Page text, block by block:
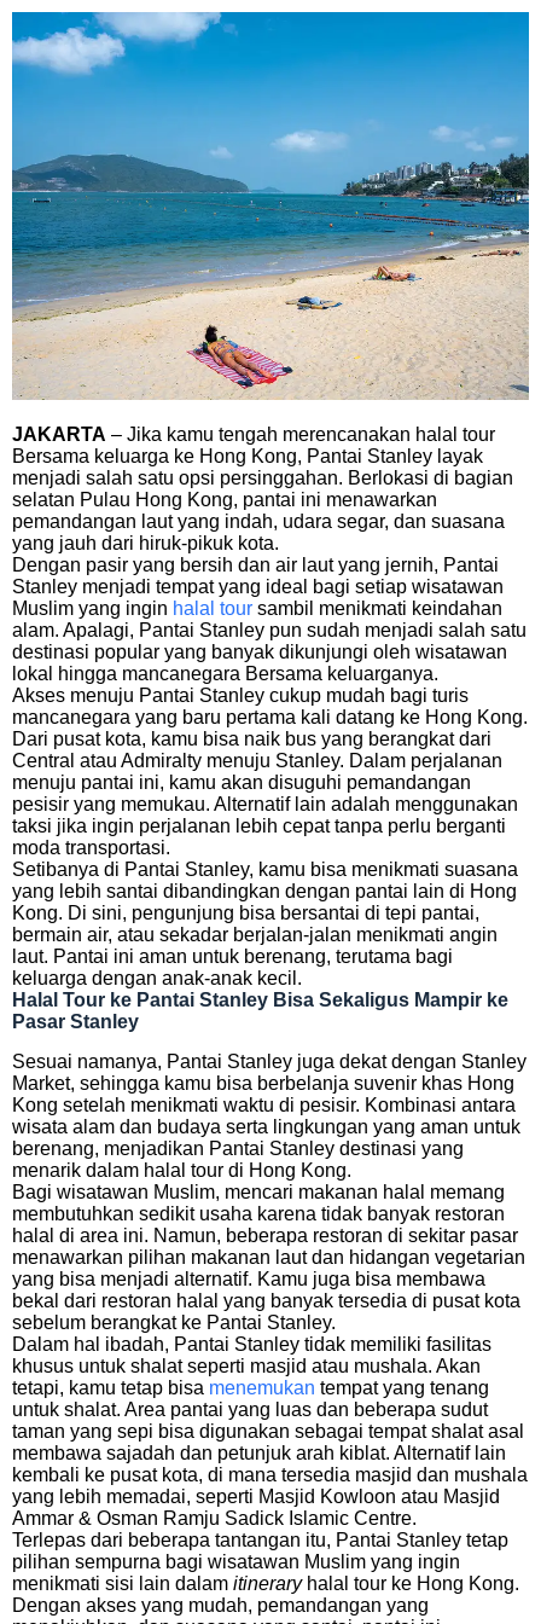
JAKARTA – Jika kamu tengah merencanakan halal tour
Bersama keluarga ke Hong Kong, Pantai Stanley layak
menjadi salah satu opsi persinggahan. Berlokasi di bagian
selatan Pulau Hong Kong, pantai ini menawarkan
pemandangan laut yang indah, udara segar, dan suasana
yang jauh dari hiruk-pikuk kota.
Dengan pasir yang bersih dan air laut yang jernih, Pantai
Stanley menjadi tempat yang ideal bagi setiap wisatawan
Muslim yang ingin halal tour sambil menikmati keindahan
alam. Apalagi, Pantai Stanley pun sudah menjadi salah satu
destinasi popular yang banyak dikunjungi oleh wisatawan
lokal hingga mancanegara Bersama keluarganya.
Akses menuju Pantai Stanley cukup mudah bagi turis
mancanegara yang baru pertama kali datang ke Hong Kong.
Dari pusat kota, kamu bisa naik bus yang berangkat dari
Central atau Admiralty menuju Stanley. Dalam perjalanan
menuju pantai ini, kamu akan disuguhi pemandangan
pesisir yang memukau. Alternatif lain adalah menggunakan
taksi jika ingin perjalanan lebih cepat tanpa perlu berganti
moda transportasi.
Setibanya di Pantai Stanley, kamu bisa menikmati suasana
yang lebih santai dibandingkan dengan pantai lain di Hong
Kong. Di sini, pengunjung bisa bersantai di tepi pantai,
bermain air, atau sekadar berjalan-jalan menikmati angin
laut. Pantai ini aman untuk berenang, terutama bagi
keluarga dengan anak-anak kecil.
Halal Tour ke Pantai Stanley Bisa Sekaligus Mampir ke
Pasar Stanley
Sesuai namanya, Pantai Stanley juga dekat dengan Stanley
Market, sehingga kamu bisa berbelanja suvenir khas Hong
Kong setelah menikmati waktu di pesisir. Kombinasi antara
wisata alam dan budaya serta lingkungan yang aman untuk
berenang, menjadikan Pantai Stanley destinasi yang
menarik dalam halal tour di Hong Kong.
Bagi wisatawan Muslim, mencari makanan halal memang
membutuhkan sedikit usaha karena tidak banyak restoran
halal di area ini. Namun, beberapa restoran di sekitar pasar
menawarkan pilihan makanan laut dan hidangan vegetarian
yang bisa menjadi alternatif. Kamu juga bisa membawa
bekal dari restoran halal yang banyak tersedia di pusat kota
sebelum berangkat ke Pantai Stanley.
Dalam hal ibadah, Pantai Stanley tidak memiliki fasilitas
khusus untuk shalat seperti masjid atau mushala. Akan
tetapi, kamu tetap bisa menemukan tempat yang tenang
untuk shalat. Area pantai yang luas dan beberapa sudut
taman yang sepi bisa digunakan sebagai tempat shalat asal
membawa sajadah dan petunjuk arah kiblat. Alternatif lain
kembali ke pusat kota, di mana tersedia masjid dan mushala
yang lebih memadai, seperti Masjid Kowloon atau Masjid
Ammar & Osman Ramju Sadick Islamic Centre.
Terlepas dari beberapa tantangan itu, Pantai Stanley tetap
pilihan sempurna bagi wisatawan Muslim yang ingin
menikmati sisi lain dalam itineraryhalal tour ke Hong Kong.
Dengan akses yang mudah, pemandangan yang